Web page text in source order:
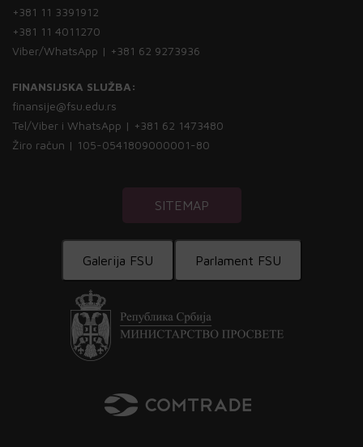
+381 11 3391912
+381 11 4011270
Viber/WhatsApp | +381 62 9273936
FINANSIJSKA SLUŽBA:
finansije@fsu.edu.rs
Tel/Viber i WhatsApp | +381 62 1473480
Žiro račun | 105-0541809000001-80
SITEMAP
Galerija FSU Parlament FSU